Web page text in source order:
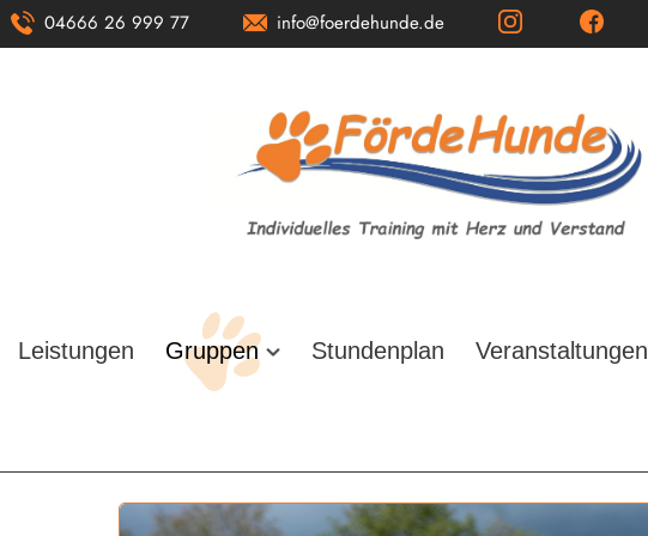
04666 26 999 77 info@foerdehunde.de
Leistungen Gruppen Stundenplan Veranstaltungen